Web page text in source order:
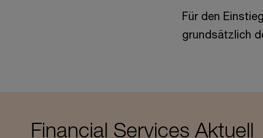
Für den
grundsätzlich
Financial Services Aktuell